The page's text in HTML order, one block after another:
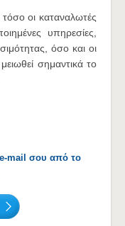
οι καταναλωτές
υπηρεσίες,
όσο και οι
σημαντικά το
e-mail σου από το